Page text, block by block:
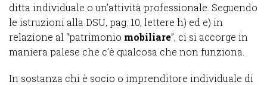
ditta individuale o un’attività professionale. Seguendo
le istruzioni alla DSU, pag. 10, lettere h) ed e) in
relazione al “patrimonio mobiliare”, ci si accorge in
maniera palese che c’è qualcosa che non funziona.
In sostanza chi è socio o imprenditore individuale di